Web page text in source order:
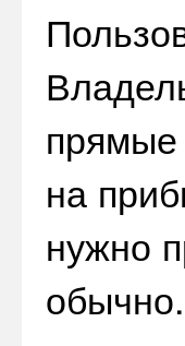
прямые
на
нужно